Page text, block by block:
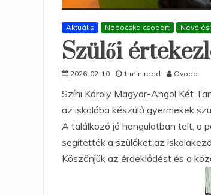
Aktuális Napocska csoport Nevelés
Szülői
2026-02-10 1 min read Ovoda
Színi Károly Magyar-Angol Két
az iskolába készülő gyermekek
A találkozó jó hangulatban telt, a
segítették a szülőket az
Köszönjük az érdeklődést és a